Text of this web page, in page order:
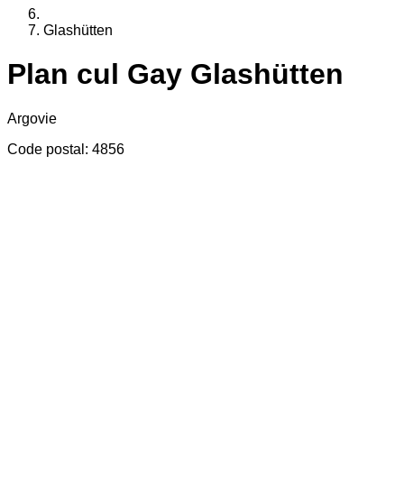
Glashütten
Plan cul Gay Glashütten
Argovie
Code postal : 4856